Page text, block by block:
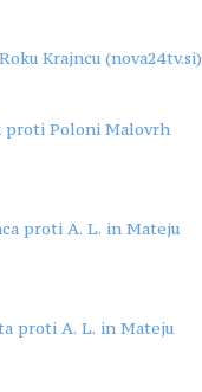
Krajncu (nova24tv.si)
proti Poloni Malovrh
proti A. L. in Mateju
proti A. L. in Mateju